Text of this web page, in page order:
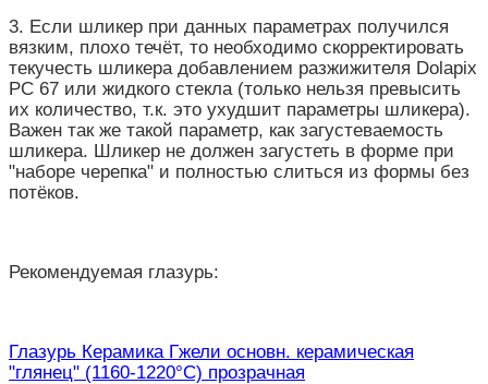
3. Если шликер при данных параметрах получился
вязким, плохо течёт, то необходимо скорректировать
текучесть шликера добавлением разжижителя Dolapix
PC 67 или жидкого стекла (только нельзя превысить
их количество, т.к. это ухудшит параметры шликера).
Важен так же такой параметр, как загустеваемость
шликера. Шликер не должен загустеть в форме при
"наборе черепка" и полностью слиться из формы без
потёков.
Рекомендуемая глазурь:
Глазурь Керамика Гжели основн. керамическая
"глянец" (1160-1220°С) прозрачная